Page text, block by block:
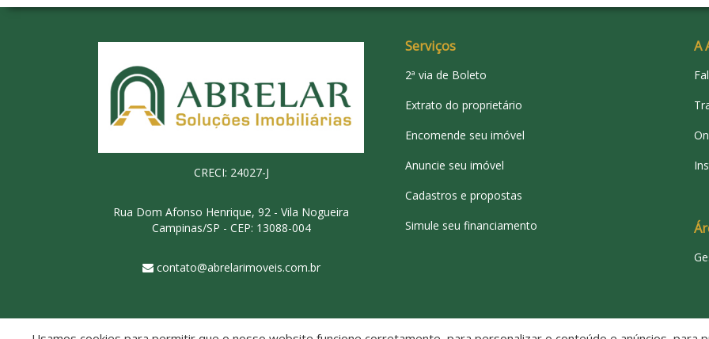
CRECI: 24027-J
Rua Dom Afonso Henrique, 92 - Vila Nogueira
Campinas/SP - CEP: 13088-004
contato@abrelarimoveis.com.br
Serviços
2ª via de Boleto
Extrato do proprietário
Encomende seu imóvel
Anuncie seu imóvel
Cadastros e propostas
Simule seu financiamento
A